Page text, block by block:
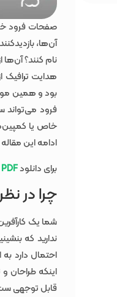
صفحات فرود
آن‌ها،
نام کنند؟
هدایت
بود و همین
فرود
خاص یا
ادامه این
برای دانلودPDF
چرا در
شما یک
ندارید که
احتمال دارد
اینکه طراحان
قابل توجهی